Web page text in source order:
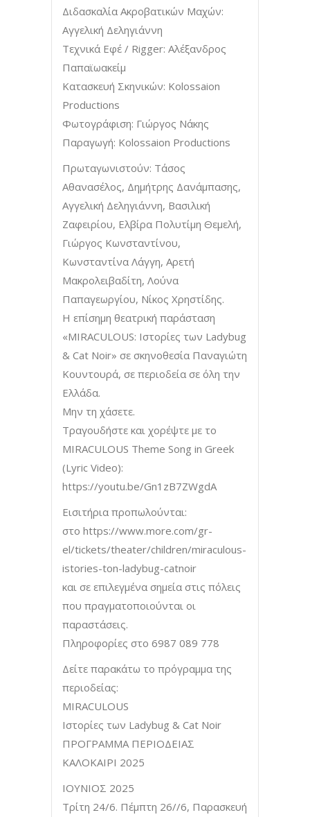
Διδασκαλία Ακροβατικών Μαχών:
Αγγελική Δεληγιάννη
Τεχνικά Εφέ / Rigger: Αλέξανδρος
Παπαϊωακείμ
Κατασκευή Σκηνικών: Kolossaion
Productions
Φωτογράφιση: Γιώργος Νάκης
Παραγωγή: Kolossaion Productions
Πρωταγωνιστούν: Τάσος
Αθανασέλος, Δημήτρης Δανάμπασης,
Αγγελική Δεληγιάννη, Βασιλική
Ζαφειρίου, Ελβίρα Πολυτίμη Θεμελή,
Γιώργος Κωνσταντίνου,
Κωνσταντίνα Λάγγη, Αρετή
Μακρολειβαδίτη, Λούνα
Παπαγεωργίου, Νίκος Χρηστίδης.
Η επίσημη θεατρική παράσταση
«MIRACULOUS: Ιστορίες των Ladybug
& Cat Noir» σε σκηνοθεσία Παναγιώτη
Κουντουρά, σε περιοδεία σε όλη την
Ελλάδα.
Μην τη χάσετε.
Τραγουδήστε και χορέψτε με το
MIRACULOUS Theme Song in Greek
(Lyric Video):
https://youtu.be/Gn1zB7ZWgdA
Εισιτήρια προπωλούνται:
στο https://www.more.com/gr-
el/tickets/theater/children/miraculous-
istories-ton-ladybug-catnoir
και σε επιλεγμένα σημεία στις πόλεις
που πραγματοποιούνται οι
παραστάσεις.
Πληροφορίες στο 6987 089 778
Δείτε παρακάτω το πρόγραμμα της
περιοδείας:
MIRACULOUS
Ιστορίες των Ladybug & Cat Noir
ΠΡΟΓΡΑΜΜΑ ΠΕΡΙΟΔΕΙΑΣ
ΚΑΛΟΚΑΙΡΙ 2025
ΙΟΥΝΙΟΣ 2025
Τρίτη 24/6. Πέμπτη 26//6, Παρασκευή